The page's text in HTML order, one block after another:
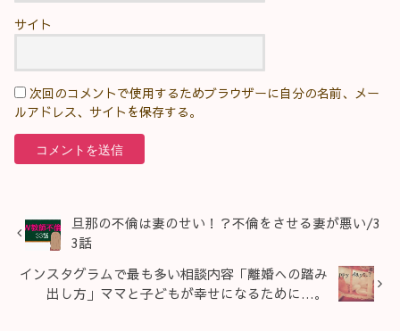
サイト
次回のコメントで使用するためブラウザーに自分の名前、メー
ルアドレス、サイトを保存する。
旦那の不倫は妻のせい！？不倫をさせる妻が悪い/3
3話
インスタグラムで最も多い相談内容「離婚への踏み
出し方」ママと子どもが幸せになるために…。